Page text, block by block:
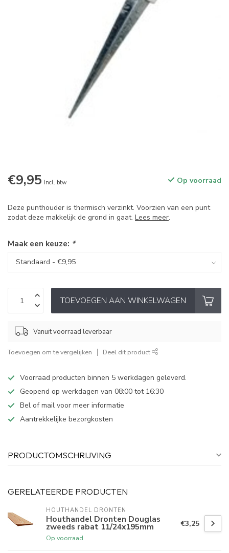
€9,95 Incl. btw Op voorraad
Deze punthouder is thermisch verzinkt. Voorzien van een punt
zodat deze makkelijk de grond in gaat. Lees meer.
Maak een keuze: *
TOEVOEGEN AAN WINKELWAGEN
Vanuit voorraad leverbaar
Toevoegen om te vergelijken Deel dit product
Voorraad producten binnen 5 werkdagen geleverd.
Geopend op werkdagen van 08:00 tot 16:30
Bel of mail voor meer informatie
Aantrekkelijke bezorgkosten
PRODUCTOMSCHRIJVING
GERELATEERDE PRODUCTEN
HOUTHANDEL DRONTEN
Houthandel Dronten Douglas
zweeds rabat 11/24x195mm
Op voorraad
€3,25